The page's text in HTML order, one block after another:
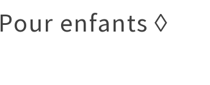
Pour enfants